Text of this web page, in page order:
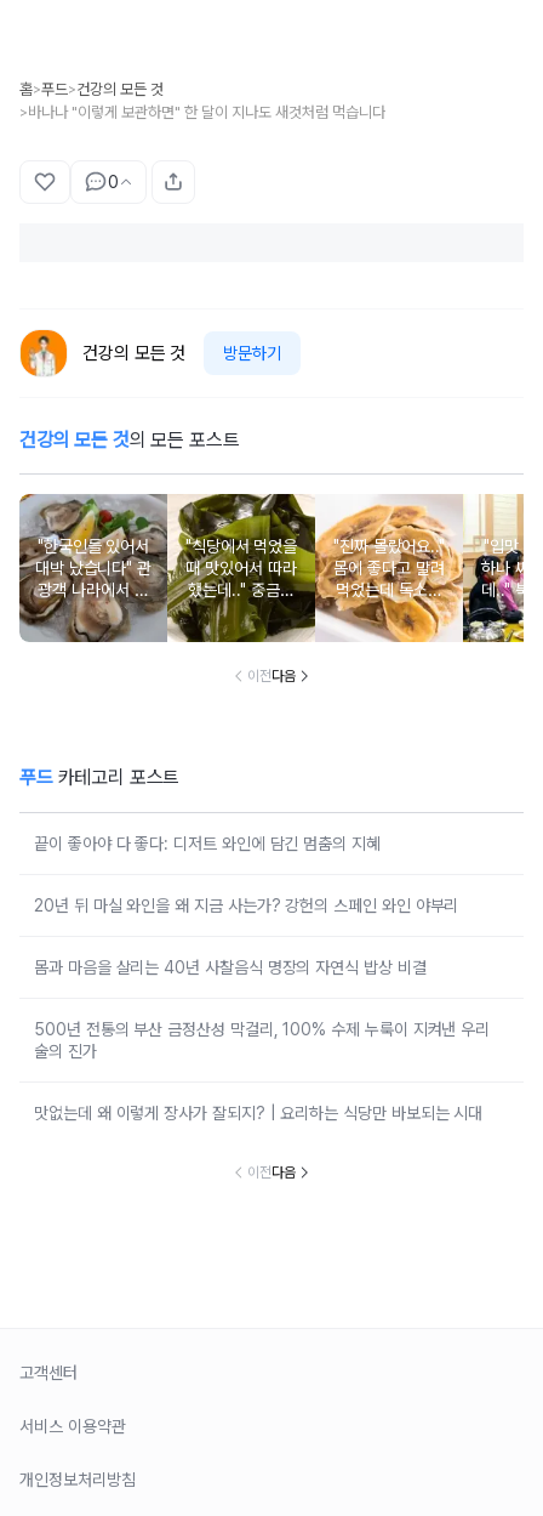
홈>푸드>건강의 모든 것
>바나나 "이렇게 보관하면" 한 달이 지나도 새것처럼 먹습니다
0
건강의 모든 것 방문하기
건강의 모든 것의 모든 포스트
"한국인들 있어서
대박 났습니다" 관
광객 나라에서 남
녀노소 보양식처
럼 먹는 음식
"식당에서 먹었을
때 맛있어서 따라
했는데.." 중금속
싹 다 빠질 줄 몰
랐어요
"진짜 몰랐어요.."
몸에 좋다고 말려
먹었는데 독소를
먹고 있었던 의외
의 음식
"입맛 없
하나 싸
데.." 북
외로 안
건
이전다음
푸드카테고리 포스트
끝이 좋아야 다 좋다: 디저트 와인에 담긴 멈춤의 지혜
20년 뒤 마실 와인을 왜 지금 사는가? 강헌의 스페인 와인 야부리
몸과 마음을 살리는 40년 사찰음식 명장의 자연식 밥상 비결
500년 전통의 부산 금정산성 막걸리, 100% 수제 누룩이 지켜낸 우리
술의 진가
맛없는데 왜 이렇게 장사가 잘되지? | 요리하는 식당만 바보되는 시대
이전다음
고객센터
서비스 이용약관
개인정보처리방침